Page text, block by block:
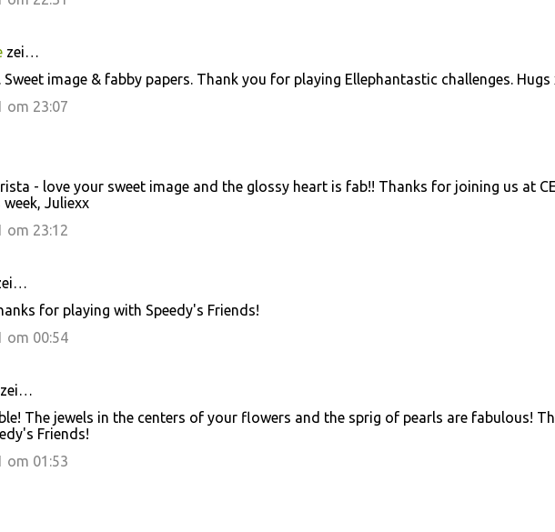
zei…
image & fabby papers. Thank you for playing Ellephantastic challenges. Hugs
om 23:07
- love your sweet image and the glossy heart is fab!! Thanks for joining us at
Juliexx
om 23:12
for playing with Speedy's Friends!
om 00:54
zei…
The jewels in the centers of your flowers and the sprig of pearls are fabulous!
Friends!
om 01:53